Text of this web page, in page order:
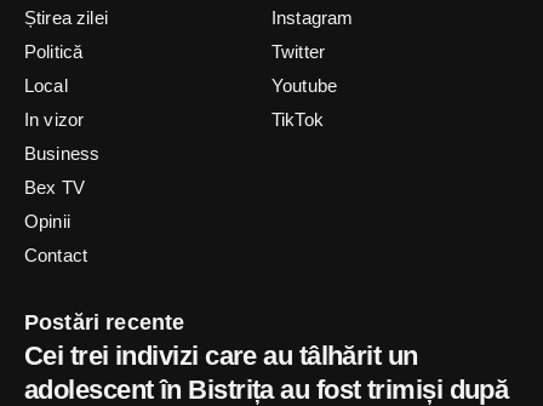
Știrea zilei
Politică
Local
In vizor
Business
Bex TV
Opinii
Contact
Instagram
Twitter
Youtube
TikTok
Postări recente
Cei trei indivizi care au tâlhărit un
adolescent în Bistrița au fost trimiși după